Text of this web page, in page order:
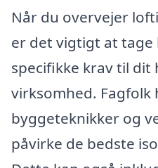
Når du overvejer
er det vigtigt at tage
specifikke krav til dit
virksomhed. Fagfolk
byggeteknikker og
påvirke de bedste